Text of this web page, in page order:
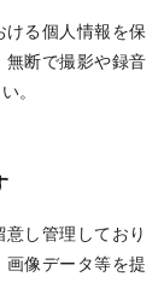
る個人情報を保
無断で撮影や録音
。
し管理しており
画像データ等を提